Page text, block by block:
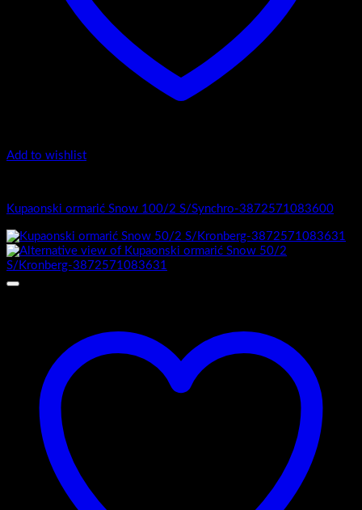
Add to wishlist
Kupaonski ormarić Snow 100/2 S/Synchro-3872571083600